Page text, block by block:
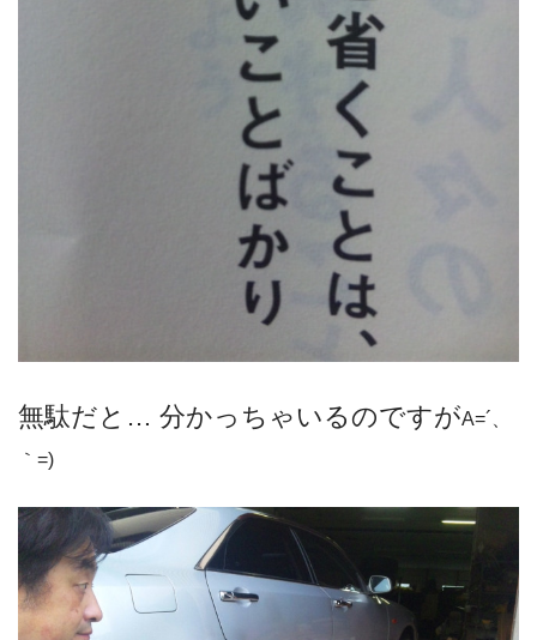
無駄だと… 分かっちゃいるのですがA=´、
｀=)ゞ